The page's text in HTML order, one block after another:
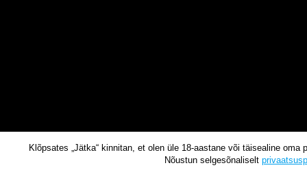
Klõpsates „Jätka“ kinnitan, et olen üle 18-aastane või täisealine oma
Nõustun selgesõnaliselt